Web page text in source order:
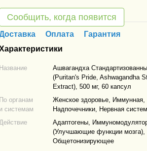
Сообщить, когда появится
Оплата
Гарантия
Название
Ашвагандха
(Puritan's Pride, Ashwagandha
Extract), 500 мг, 60 капсул
По органам
и системам
Женское здоровье, Иммунная,
Надпочечники, Нервная
Адаптогены,
(Улучшающие функции мозга),
Общетонизирующее